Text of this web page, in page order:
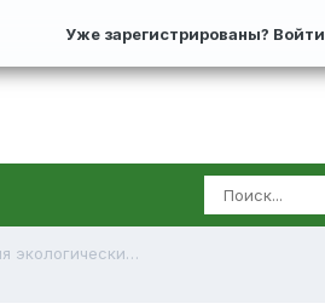
Уже зарегистрированы? Войти
Microsoft анонсировала пилотную программу для создания экологически чистого Xbox